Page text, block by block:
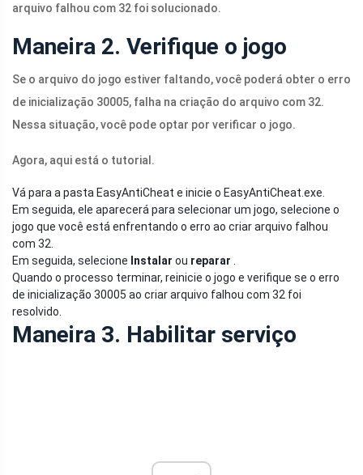
arquivo falhou com 32 foi solucionado.
Maneira 2. Verifique o jogo
Se o arquivo do jogo estiver faltando, você poderá obter o erro
de inicialização 30005, falha na criação do arquivo com 32.
Nessa situação, você pode optar por verificar o jogo.
Agora, aqui está o tutorial.
Vá para a pasta EasyAntiCheat e inicie o EasyAntiCheat.exe
Em seguida, ele aparecerá para selecionar um jogo, selecione o
jogo que você está enfrentando o erro ao criar arquivo falhou
com 32.
Em seguida, selecione Instalar ou reparar
Quando o processo terminar, reinicie o jogo e verifique se o erro
de inicialização 30005 ao criar arquivo falhou com 32 foi
resolvido.
Maneira 3. Habilitar serviço